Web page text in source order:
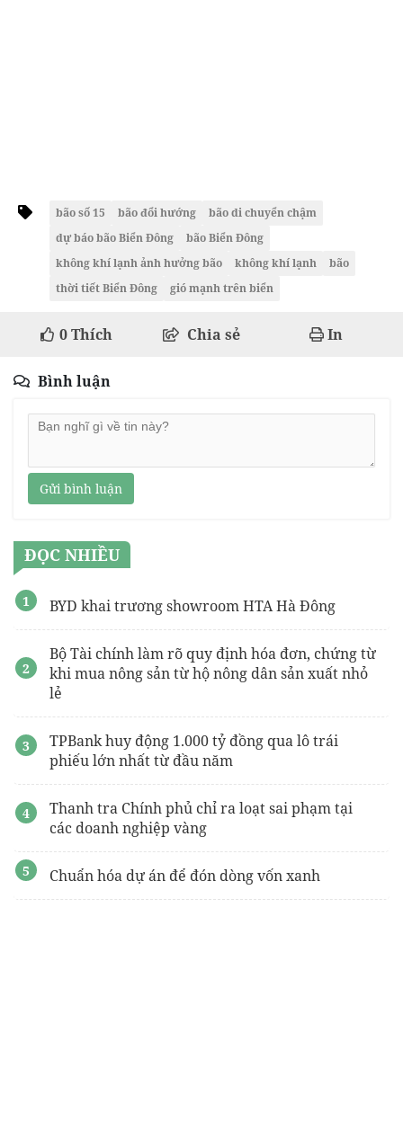
bão số 15 bão đổi hướng
bão di chuyển chậm
dự báo bão Biển Đông
bão Biển Đông
không khí lạnh ảnh hưởng bão
không khí lạnh
bão
thời tiết Biển Đông
gió mạnh trên biển
0Thích Chia sẻ In
Bình luận
Gửi bình luận
ĐỌC NHIỀU
BYD khai trương showroom HTA Hà Đông
Bộ Tài chính làm rõ quy định hóa đơn, chứng từ
khi mua nông sản từ hộ nông dân sản xuất nhỏ
lẻ
TPBank huy động 1.000 tỷ đồng qua lô trái
phiếu lớn nhất từ đầu năm
Thanh tra Chính phủ chỉ ra loạt sai phạm tại
các doanh nghiệp vàng
Chuẩn hóa dự án để đón dòng vốn xanh